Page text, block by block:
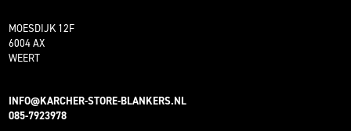
MOESDIJK 12F
6004 AX
WEERT
INFO@KARCHER-STORE-BLANKERS.NL
085-7923978